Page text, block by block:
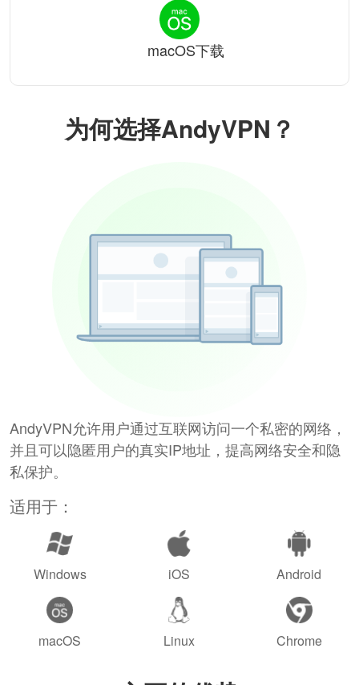
为何选择AndyVPN？
AndyVPN允许用户通过互联网访问一个私密的网络，
并且可以隐匿用户的真实IP地址，提高网络安全和隐
私保护。
适用于：
Windows iOS Android
macOS Linux Chrome
macOS下载